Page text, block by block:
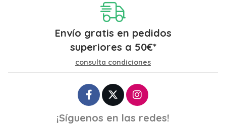
Envío gratis en pedidos
superiores a 50€*
consulta condiciones
¡Síguenos en las redes!